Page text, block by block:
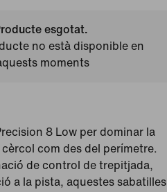
esgotat.
no està disponible en
moments
8 Low per dominar la
com des del perímetre.
de control de trepitjada,
a la pista, aquestes sabatilles